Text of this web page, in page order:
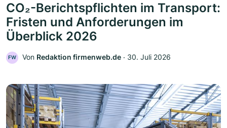
CO₂-Berichtspflichten im Transport:
Fristen und Anforderungen im
Überblick 2026
FW Von Redaktion firmenweb.de ‧ 30. Juli 2026